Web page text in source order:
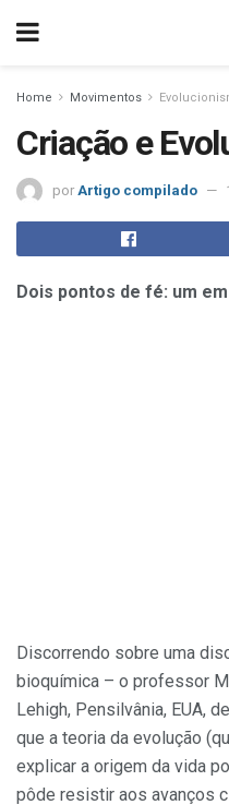
Home Movimentos
Criação e
por Artigo compilado
Dois pontos de fé: um
Discorrendo sobre uma
bioquímica – o professor
Lehigh, Pensilvânia, EUA,
que a teoria da evolução
explicar a origem da vida
pôde resistir aos avanços